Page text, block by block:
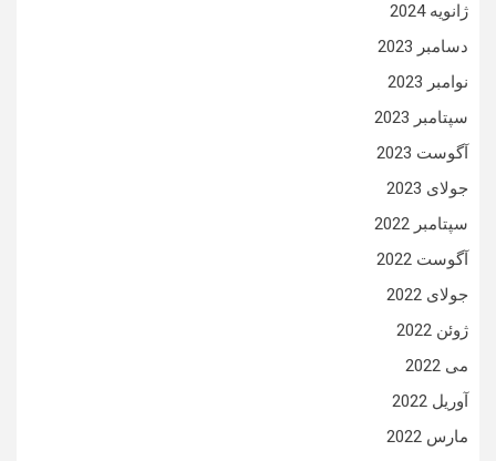
ژانویه 2024
دسامبر 2023
نوامبر 2023
سپتامبر 2023
آگوست 2023
جولای 2023
سپتامبر 2022
آگوست 2022
جولای 2022
ژوئن 2022
می 2022
آوریل 2022
مارس 2022